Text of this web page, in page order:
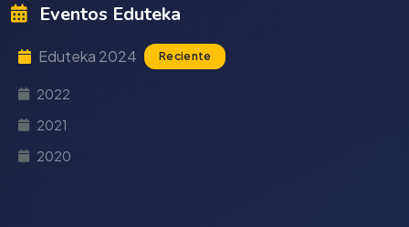
Eventos Eduteka
Eduteka 2024 Reciente
2022
2021
2020